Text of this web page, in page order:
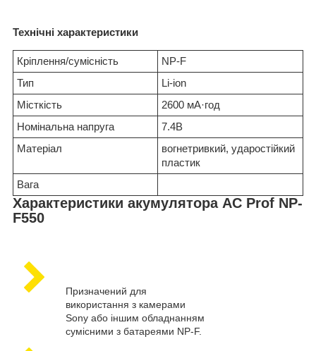
Технічні характеристики
Кріплення/сумісність
NP-F
Тип
Li-ion
Місткість
2600 мА·год
Номінальна напруга
7.4В
Матеріал
вогнетривкий, ударостійкий
пластик
Вага
Характеристики акумулятора AC Prof NP-
F550
Призначений для
використання з камерами
Sony або іншим обладнанням
сумісними з батареями NP-F.